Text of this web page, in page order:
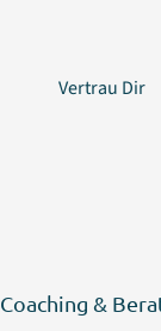
Vertrau Dir
Coaching &